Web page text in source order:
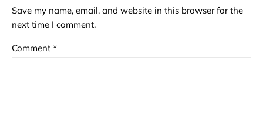
Save my name, email, and website in this browser for the
next time I comment.
Comment *